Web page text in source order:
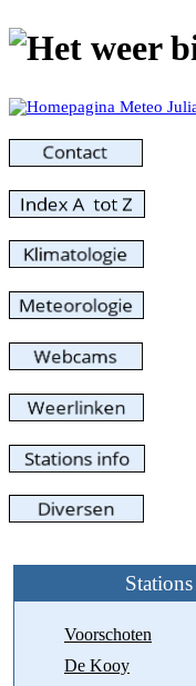
Stations
Voorschoten
De Kooy